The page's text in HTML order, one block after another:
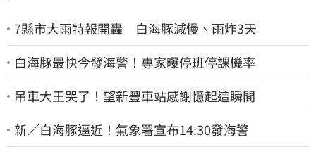
7縣市大雨特報開轟 白海豚減慢、雨炸3天
白海豚最快今發海警！專家曝停班停課機率
吊車大王哭了！望新豐車站感謝憶起這瞬間
新／白海豚逼近！氣象署宣布14:30發海警